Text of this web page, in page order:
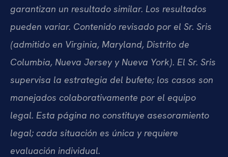
garantizan un resultado similar. Los resultados
pueden variar. Contenido revisado por el Sr. Sris
(admitido en Virginia, Maryland, Distrito de
Columbia, Nueva Jersey y Nueva York). El Sr. Sris
supervisa la estrategia del bufete; los casos son
manejados colaborativamente por el equipo
legal. Esta página no constituye asesoramiento
legal; cada situación es única y requiere
evaluación individual.